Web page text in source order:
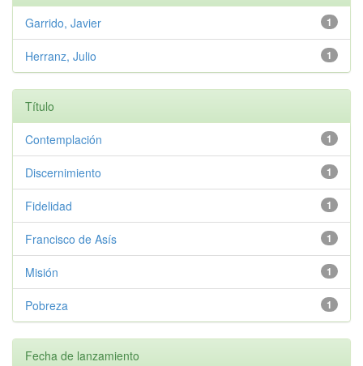
1
Garrido, Javier
1
Herranz, Julio
Título
1
Contemplación
1
Discernimiento
1
Fidelidad
1
Francisco de Asís
1
Misión
1
Pobreza
Fecha de lanzamiento